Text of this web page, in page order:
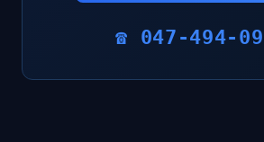
☎ 047-494-